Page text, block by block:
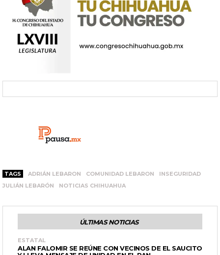
TAGS ADRIÁN LEBARON COMUNIDAD LEBARON
INSEGURIDAD
JULIÁN LEBARÓN
NOTICIAS CHIHUAHUA
ÚLTIMAS NOTICIAS
ESTATAL
ALAN FALOMIR SE REÚNE CON VECINOS DE EL SAUCITO